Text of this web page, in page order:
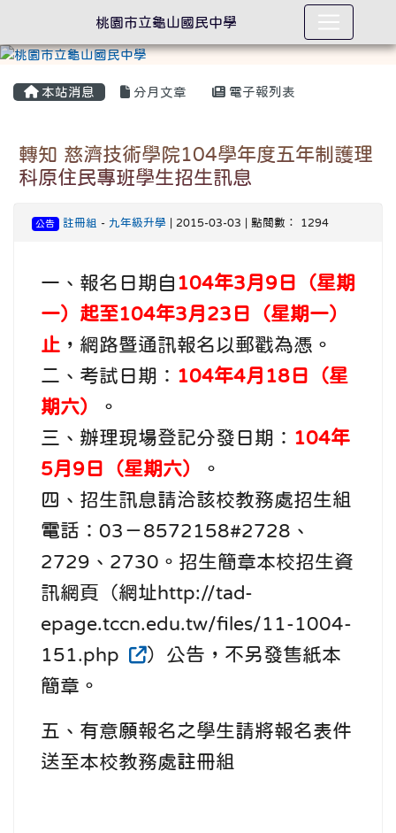
本站消息 分月文章 電子報列表
轉知 慈濟技術學院104學年度五年制護理
科原住民專班學生招生訊息
公告 註冊組 - 九年級升學 | 2015-03-03 | 點閱數： 1294
一、報名日期自 104年3月9日（星期
一）起至104年3月23日（星期一）
止 ，網路暨通訊報名以郵戳為憑。
二、考試日期： 104年4月18日（星
期六）
。
三、辦理現場登記分發日期： 104年
5月9日（星期六）
。
四、招生訊息請洽該校教務處招生組
電話：03－8572158#2728、
2729、2730。招生簡章本校招生資
訊網頁（網址http://tad-
epage.tccn.edu.tw/files/11-1004-
151.php
）公告，不另發售紙本
簡章。
五、有意願報名之學生請將報名表件
送至本校教務處註冊組
桃園市立龜山國民中學